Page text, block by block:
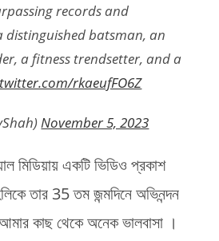
records and
distinguished batsman, an
a fitness trendsetter, and a
rkaeufFO6Z
November 5, 2023
মিডিয়ায় একটি ভিডিও প্রকাশ
তার 35 তম জন্মদিনে অভিনন্দন
কাছ থেকে অনেক ভালবাসা ।